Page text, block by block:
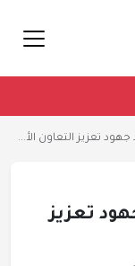
جهود تعزيز التعاون الأ...
تعزيز